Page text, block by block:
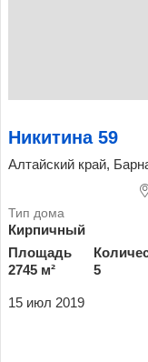
Никитина 59
Алтайский край,
Кирпичный
Площадь
2745 м²
5
15 июл 2019